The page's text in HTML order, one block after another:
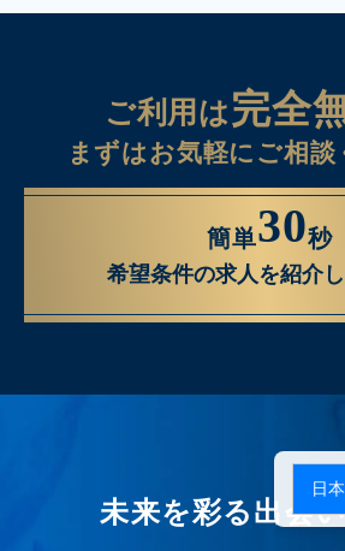
日
ご利用は完全
まずはお気軽にご相談
簡単30秒
希望条件の求人を紹介
未来を彩る出会